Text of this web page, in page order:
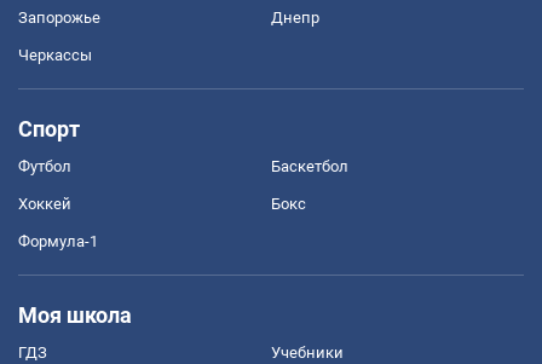
Запорожье Днепр
Черкассы
Спорт
Футбол Баскетбол
Хоккей Бокс
Формула-1
Моя школа
ГДЗ Учебники